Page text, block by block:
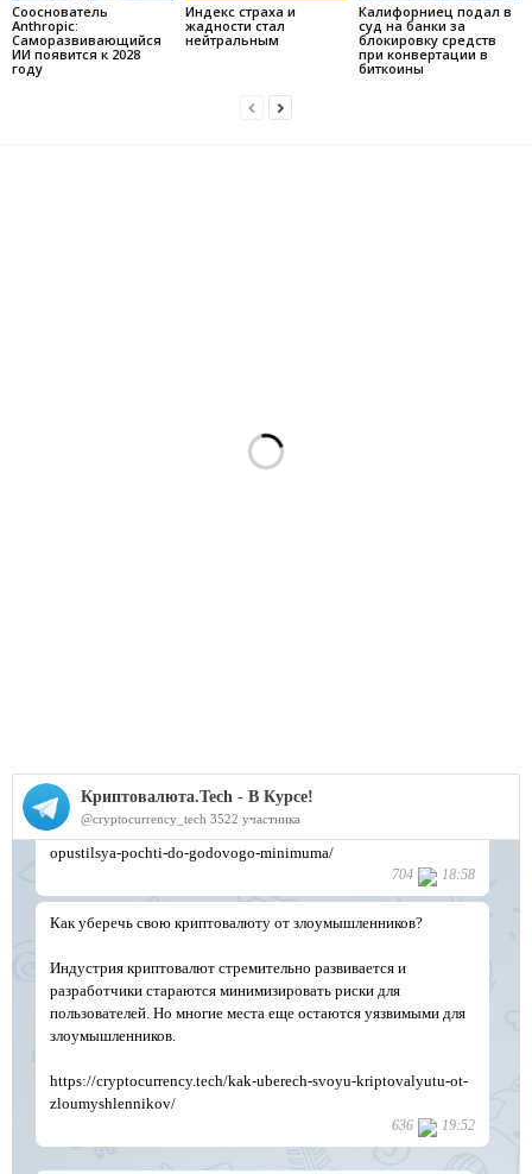
Сооснователь
Anthropic:
Саморазвивающийся
ИИ появится к 2028
году
Индекс страха и
жадности стал
нейтральным
Калифорниец подал в
суд на банки за
блокировку средств
при конвертации в
биткоины